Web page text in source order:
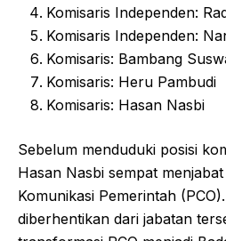
Komisaris Independen:
Komisaris Independen:
Komisaris: Bambang
Komisaris: Heru Pambudi
Komisaris: Hasan Nasbi
Sebelum menduduki posisi
Hasan Nasbi sempat
Komunikasi Pemerintah
diberhentikan dari jabatan